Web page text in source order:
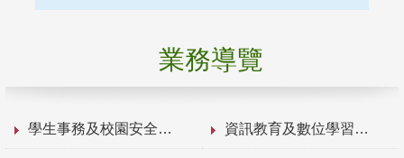
業務導覽
學生事務及校園安全 資訊教育及數位學習